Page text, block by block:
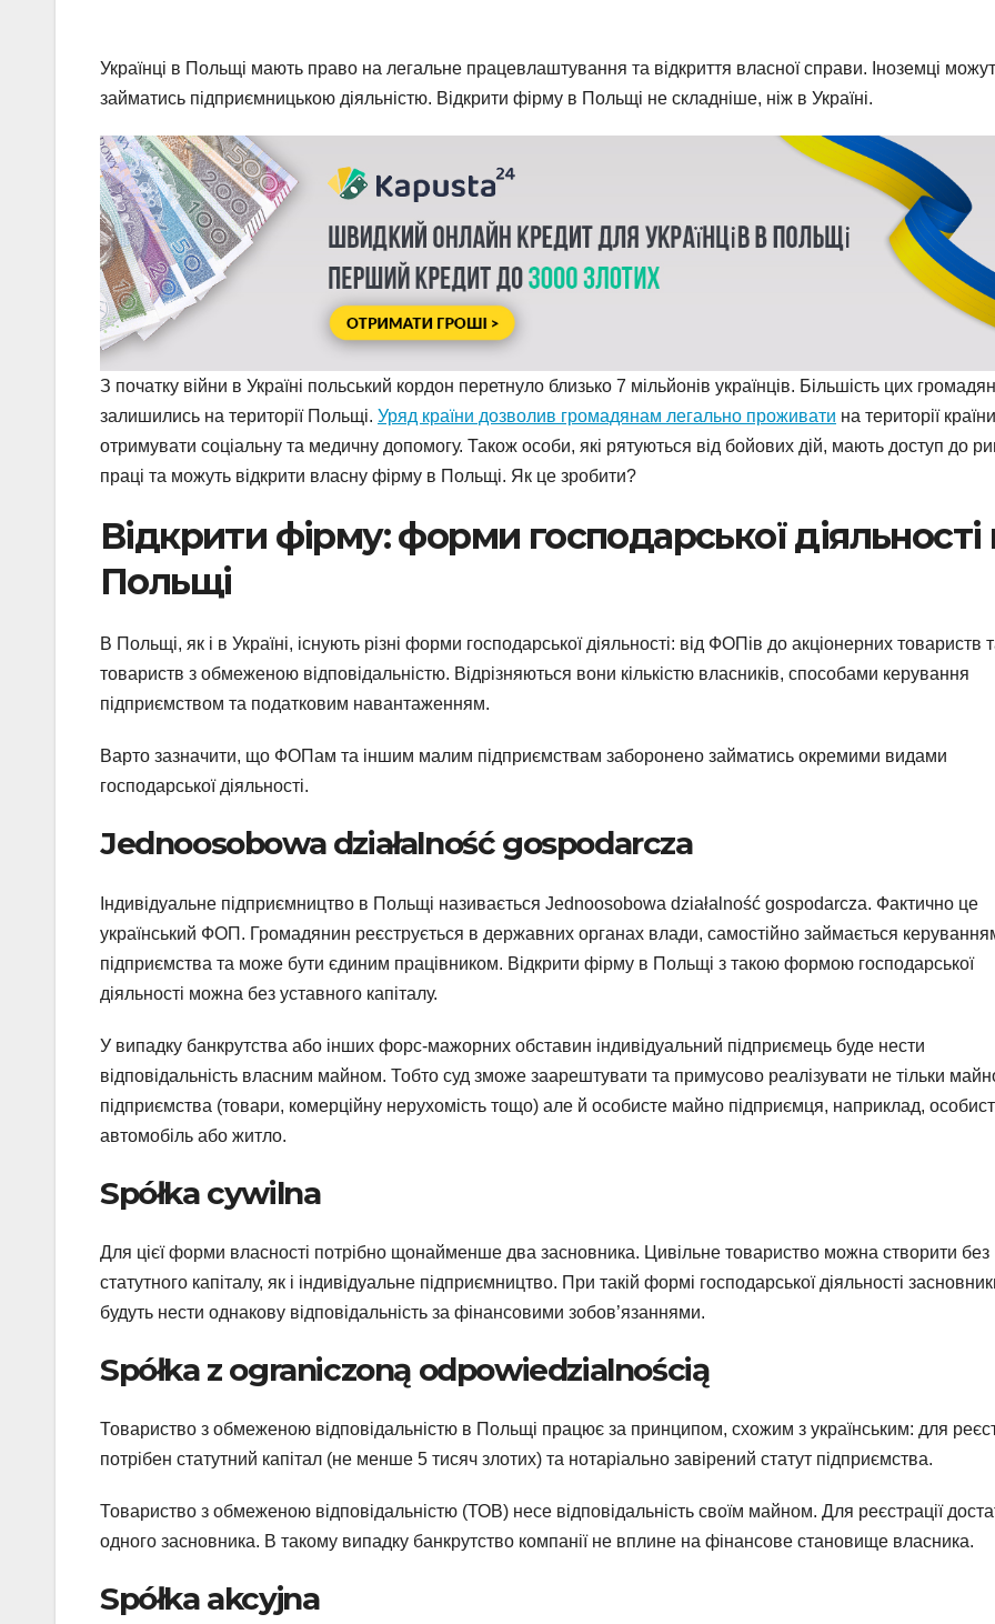
Українці в Польщі мають право на легальне працевлаштування та відкриття власної справи. Іноземці
займатись підприємницькою діяльністю. Відкрити фірму в Польщі не складніше, ніж в Україні.
З початку війни в Україні польський кордон перетнуло близько 7 мільйонів українців. Більшість цих громадян
залишились на території Польщі. Уряд країни дозволив громадянам легально проживати на території
отримувати соціальну та медичну допомогу. Також особи, які рятуються від бойових дій, мають доступ до
праці та можуть відкрити власну фірму в Польщі. Як це зробити?
Відкрити фірму: форми господарської діяльності
Польщі
В Польщі, як і в Україні, існують різні форми господарської діяльності: від ФОПів до акціонерних товариств
товариств з обмеженою відповідальністю. Відрізняються вони кількістю власників, способами керування
підприємством та податковим навантаженням.
Варто зазначити, що ФОПам та іншим малим підприємствам заборонено займатись окремими видами
господарської діяльності.
Jednoosobowa działalność gospodarcza
Індивідуальне підприємництво в Польщі називається Jednoosobowa działalność gospodarcza. Фактично це
український ФОП. Громадянин реєструється в державних органах влади, самостійно займається
підприємства та може бути єдиним працівником. Відкрити фірму в Польщі з такою формою господарської
діяльності можна без уставного капіталу.
У випадку банкрутства або інших форс-мажорних обставин індивідуальний підприємець буде нести
відповідальність власним майном. Тобто суд зможе заарештувати та примусово реалізувати не тільки
підприємства (товари, комерційну нерухомість тощо) але й особисте майно підприємця, наприклад,
автомобіль або житло.
Spółka cywilna
Для цієї форми власності потрібно щонайменше два засновника. Цивільне товариство можна створити без
статутного капіталу, як і індивідуальне підприємництво. При такій формі господарської діяльності
будуть нести однакову відповідальність за фінансовими зобов’язаннями.
Spółka z ograniczoną odpowiedzialnością
Товариство з обмеженою відповідальністю в Польщі працює за принципом, схожим з українським: для
потрібен статутний капітал (не менше 5 тисяч злотих) та нотаріально завірений статут підприємства.
Товариство з обмеженою відповідальністю (ТОВ) несе відповідальність своїм майном. Для реєстрації
одного засновника. В такому випадку банкрутство компанії не вплине на фінансове становище власника.
Spółka akcyjna